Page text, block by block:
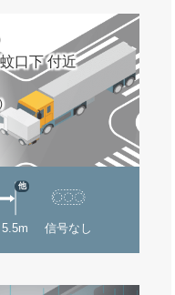
口下 付近
他
信号なし